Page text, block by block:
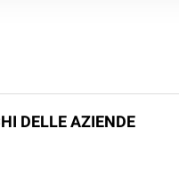
DELLE AZIENDE